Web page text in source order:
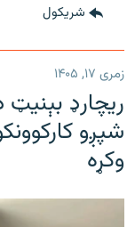
شريکول
زمری ۱۷, ۱۴۰۵
ریچارډ
شپږو
وکړه